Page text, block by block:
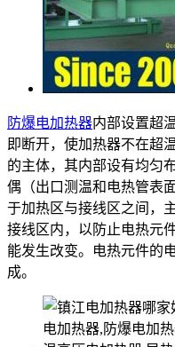
防爆电加热器内部设置超
即断开，使加热器不在超
的主体，其内部设有均匀
偶（出口测温和电热管表
于加热区与接线区之间，
接线区内，以防止电热元
能发生改变。电热元件的
成。